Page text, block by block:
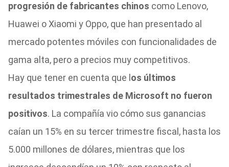
progresión de fabricantes chinos como Lenovo,
Huawei o Xiaomi y Oppo, que han presentado al
mercado potentes móviles con funcionalidades de
gama alta, pero a precios muy competitivos.
Hay que tener en cuenta que l os últimos
resultados trimestrales de Microsoft no fueron
positivos. La compañía vio cómo sus ganancias
caían un 15% en su tercer trimestre fiscal, hasta los
5.000 millones de dólares, mientras que los